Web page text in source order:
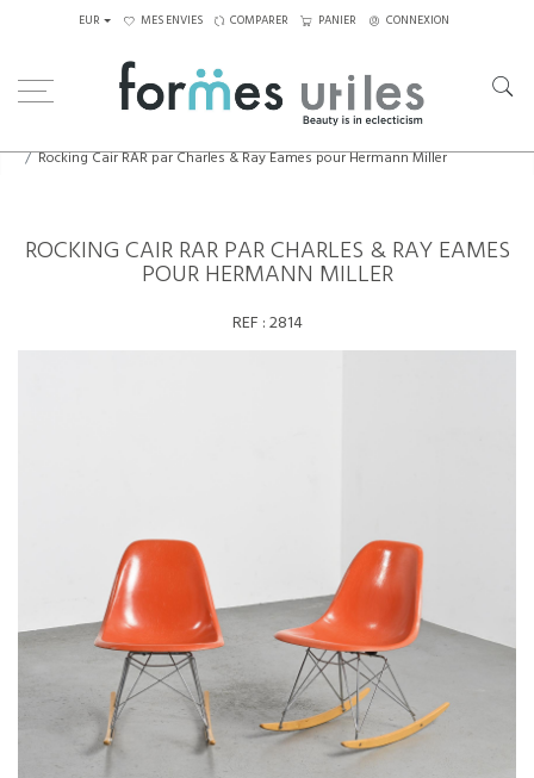
EUR MES ENVIES COMPARER PANIER CONNEXION
Rocking Cair RAR par Charles & Ray Eames pour Hermann Miller
ROCKING CAIR RAR PAR CHARLES & RAY EAMES
POUR HERMANN MILLER
REF :2814